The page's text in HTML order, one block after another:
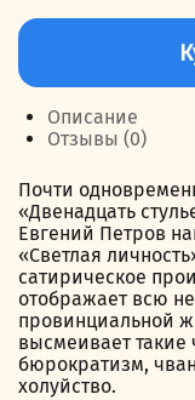
229,00
Количество
Светлая
личность
Описание
Отзывы (0)
Почти
«Двенадцать
Евгений Петров
«Светлая
сатирическое
отображает всю
провинциальной
высмеивает такие
бюрократизм,
холуйство.